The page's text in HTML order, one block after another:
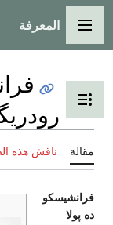
القائمة الرئيسية
المعرفة
تبديل عرض
مقالة ناقش هذه
فرانشيسكو
ده پولا